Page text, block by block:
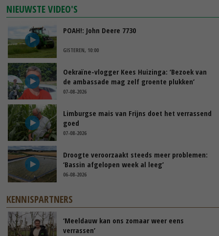
NIEUWSTE VIDEO'S
POAH!: John Deere 7730
GISTEREN, 10:00
Oekraïne-vlogger Kees Huizinga: ‘Bezoek van
de ambassade mag zelf groente plukken’
07-08-2026
Limburgse mais van Frijns doet het verrassend
goed
07-08-2026
Droogte veroorzaakt steeds meer problemen:
‘Bassin afgelopen week al leeg’
06-08-2026
KENNISPARTNERS
‘Meeldauw kan ons zomaar weer eens
verrassen’